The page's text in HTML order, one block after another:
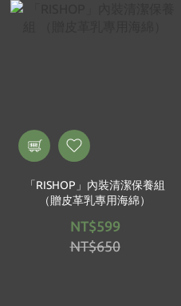
「RISHOP」內裝清潔保養組
（贈皮革乳專用海綿）
NT$599
NT$650